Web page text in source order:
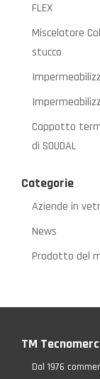
FLEX
Miscelatore
stucco
Cappotto
di SOUDAL
Categorie
Aziende in
News
Prodotto del
TM
Dal 1976